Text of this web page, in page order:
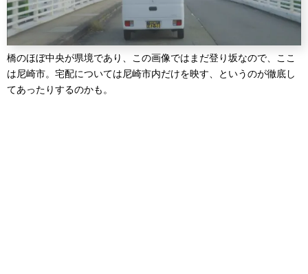
橋のほぼ中央が県境であり、この画像ではまだ登り坂なので、ここ
は尼崎市。宅配については尼崎市内だけを映す、というのが徹底し
てあったりするのかも。